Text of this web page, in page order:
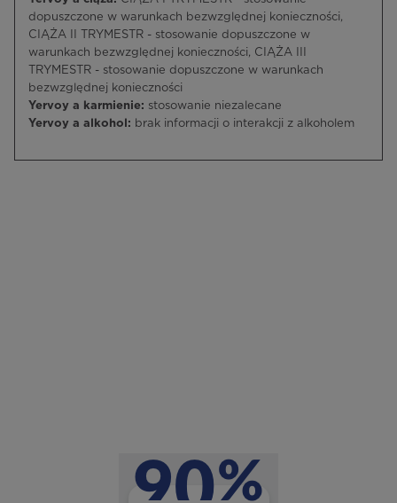
dopuszczone w warunkach bezwzględnej konieczności,
CIĄŻA II TRYMESTR - stosowanie dopuszczone w
warunkach bezwzględnej konieczności, CIĄŻA III
TRYMESTR - stosowanie dopuszczone w warunkach
bezwzględnej konieczności
Yervoy a karmienie: stosowanie niezalecane
Yervoy a alkohol: brak informacji o interakcji z alkoholem